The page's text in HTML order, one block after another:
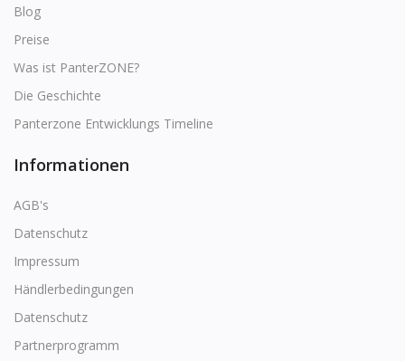
Blog
Preise
Was ist PanterZONE?
Die Geschichte
Panterzone Entwicklungs Timeline
Informationen
AGB's
Datenschutz
Impressum
Händlerbedingungen
Datenschutz
Partnerprogramm